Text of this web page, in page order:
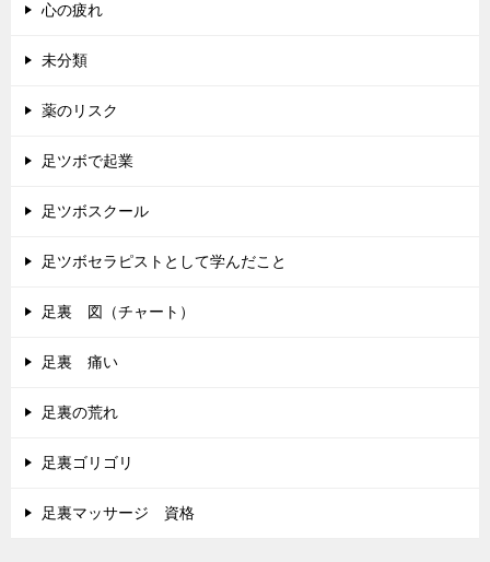
心の疲れ
未分類
薬のリスク
足ツボで起業
足ツボスクール
足ツボセラピストとして学んだこと
足裏 図（チャート）
足裏 痛い
足裏の荒れ
足裏ゴリゴリ
足裏マッサージ 資格